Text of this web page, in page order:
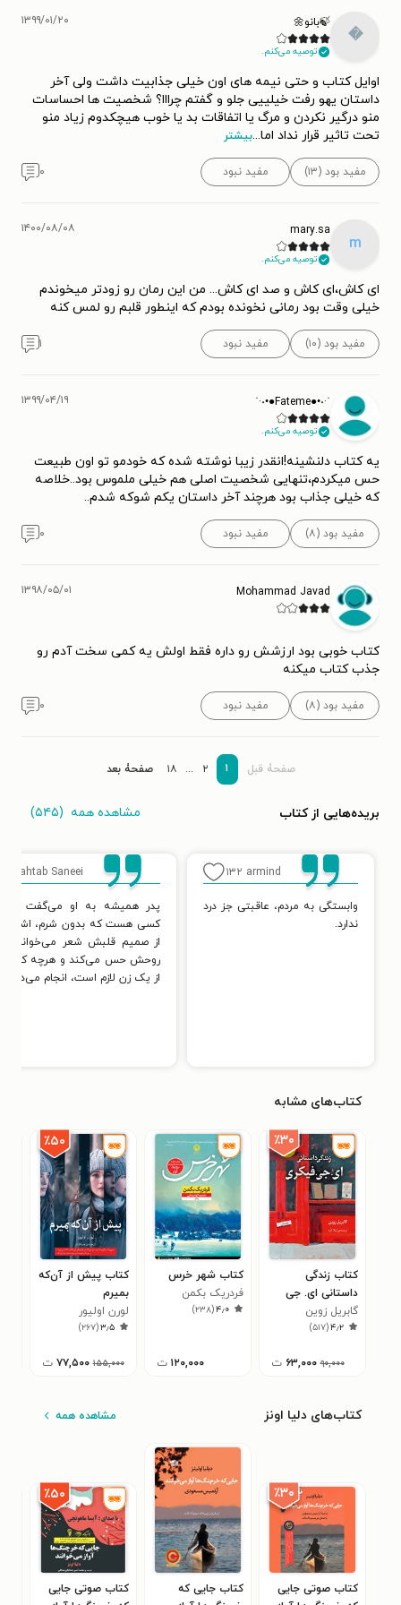

🍃بانو🌼
توصیه می‌کنم.
۱۳۹۹/۰۱/۲۰
اوایل کتاب و حتی نیمه های اون خیلی جذابیت داشت ولی آخر
داستان یهو رفت خیلییی جلو و گفتم چرااا؟ شخصیت ها احساسات
منو درگیر نکردن و مرگ یا اتفاقات بد یا خوب هیچکدوم زیاد منو
تحت تاثیر قرار نداد اما...بیشتر
مفید بود (۱۳) مفید نبود ۰
m
mary.sa
توصیه می‌کنم.
۱۴۰۰/۰۸/۰۸
ای کاش،ای کاش و صد ای کاش... من این رمان رو زودتر میخوندم
خیلی وقت بود رمانی نخونده بودم که اینطور قلبم رو لمس کنه
مفید بود (۱۰) مفید نبود ۱
˙·٠•●Fateme●•٠·˙
توصیه می‌کنم.
۱۳۹۹/۰۴/۱۹
یه کتاب دلنشینه!انقدر زیبا نوشته شده که خودمو تو اون طبیعت
حس میکردم،تنهایی شخصیت اصلی هم خیلی ملموس بود..خلاصه
که خیلی جذاب بود هرچند آخر داستان یکم شوکه شدم..
مفید بود (۸) مفید نبود ۰
Mohammad Javad ۱۳۹۸/۰۵/۰۱
کتاب خوبی بود ارزشش رو داره فقط اولش یه کمی سخت آدم رو
جذب کتاب میکنه
مفید بود (۸) مفید نبود ۰
صفحۀ قبل ۱ ۲ ... ۱۸ صفحۀ بعد
بریده‌هایی از کتاب مشاهده همه (۵۴۵)
armind ۱۳۲
وابستگی به مردم، عاقبتی جز درد
ندارد.
Mahtab Saneei
پدر همیشه به او می‌گفت مرد
کسی هست که بدون شرم، اشک
از صمیم قلبش شعر می‌خواند،
روحش حس می‌کند و هرچه که
از یک زن لازم است، انجام می‌دهد.
کتاب‌های مشابه
٪۳۰
کتاب زندگی
داستانی ای. جی
فیکری
گابریل زوین
۴٫۲(۵۱۷)
۹۰,۰۰۰ ۶۳,۰۰۰ ت
کتاب شهر خرس
فردریک بکمن
۴٫۰(۲۳۸)
۱۲۰,۰۰۰ ت
٪۵۰
کتاب پیش از آن‌که
بمیرم
لورن اولیور
۳٫۵(۲۶۷)
۱۵۵,۰۰۰ ۷۷,۵۰۰ ت
کتاب‌های دلیا اونز مشاهده همه
٪۳۰
کتاب صوتی جایی
کتاب جایی که
٪۵۰
کتاب صوتی جایی